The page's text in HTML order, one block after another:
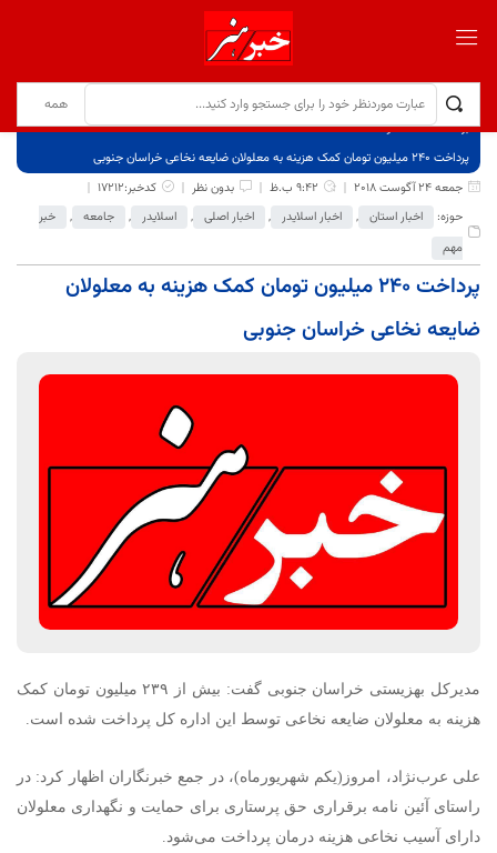
برگ نخست
نوشته‌ها
پرداخت ۲۴۰ میلیون تومان کمک هزینه به معلولان ضایعه نخاعی خراسان جنوبی
جمعه 24 آگوست 2018
9:42 ب.ظ بدون نظر
کدخبر:17212
حوزه:
اخبار استان , اخبار اسلایدر , اخبار اصلی , اسلایدر , جامعه ,
خبر
مهم
پرداخت ۲۴۰ میلیون تومان کمک هزینه به معلولان
ضایعه نخاعی خراسان جنوبی
مدیرکل بهزیستی خراسان جنوبی گفت: بیش از ۲۳۹ میلیون تومان کمک
هزینه به معلولان ضایعه نخاعی توسط این اداره کل پرداخت شده است.
علی عرب‌نژاد، امروز(یکم شهریورماه)، در جمع خبرنگاران اظهار کرد: در
راستای آئین نامه برقراری حق پرستاری برای حمایت و نگهداری معلولان
دارای آسیب نخاعی هزینه درمان پرداخت می‌شود.